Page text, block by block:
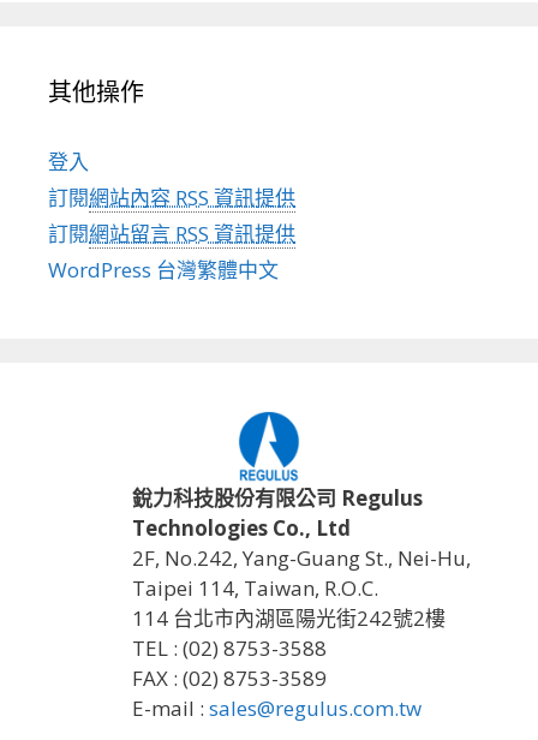
其他操作
登入
訂閱網站內容 RSS 資訊提供
訂閱網站留言 RSS 資訊提供
WordPress 台灣繁體中文
銳力科技股份有限公司 Regulus
Technologies Co., Ltd
2F, No.242, Yang-Guang St., Nei-Hu,
Taipei 114, Taiwan, R.O.C.
114 台北市內湖區陽光街242號2樓
TEL : (02) 8753-3588
FAX : (02) 8753-3589
E-mail : sales@regulus.com.tw